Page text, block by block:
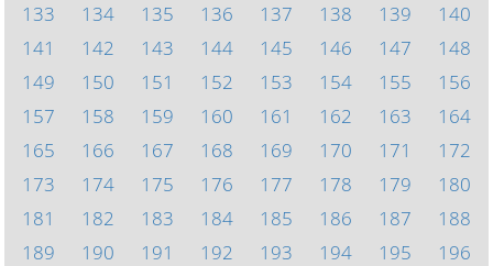
133
134 135 136 137 138 139
140
141
142 143 144 145 146 147
148
149
150 151 152 153 154 155
156
157
158 159 160 161 162 163
164
165
166 167 168 169 170 171
172
173
174 175 176 177 178 179
180
181
182 183 184 185 186 187
188
189
190 191 192 193 194 195
196